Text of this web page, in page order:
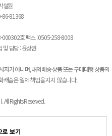
설원
86-81368
000302호 팩스 : 0505-258-8008
및 담당 : 윤상권
가 아니며, 해외배송 상품 또는 구매대행 상품의
캐슬은 일체 책임을 지지 않습니다.
Rights Reserved.
로 보기